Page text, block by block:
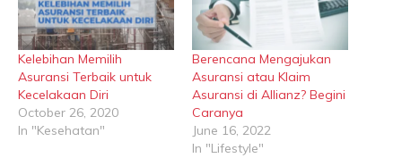
Kelebihan Memilih
Asuransi Terbaik untuk
Kecelakaan Diri
October 26, 2020
In "Kesehatan"
Berencana Mengajukan
Asuransi atau Klaim
Asuransi di Allianz? Begini
Caranya
June 16, 2022
In "Lifestyle"